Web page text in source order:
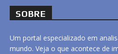
SOBRE
Um portal especializado em
mundo. Veja o que acontece de